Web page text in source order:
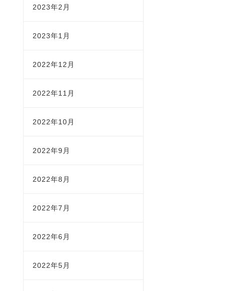
2023年2月
2023年1月
2022年12月
2022年11月
2022年10月
2022年9月
2022年8月
2022年7月
2022年6月
2022年5月